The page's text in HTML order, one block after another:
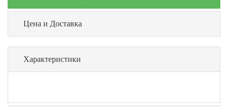
Цена и Доставка
Характеристики